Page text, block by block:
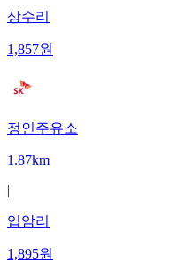
상수리
1,857원
정인주유소
1.87km
|
입암리
1,895원